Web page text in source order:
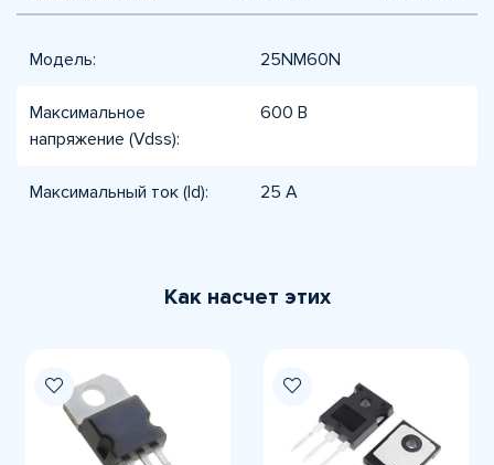
Модель: 25NM60N
Максимальное
напряжение (Vdss):
600 В
Максимальный ток (Id): 25 А
Как насчет этих